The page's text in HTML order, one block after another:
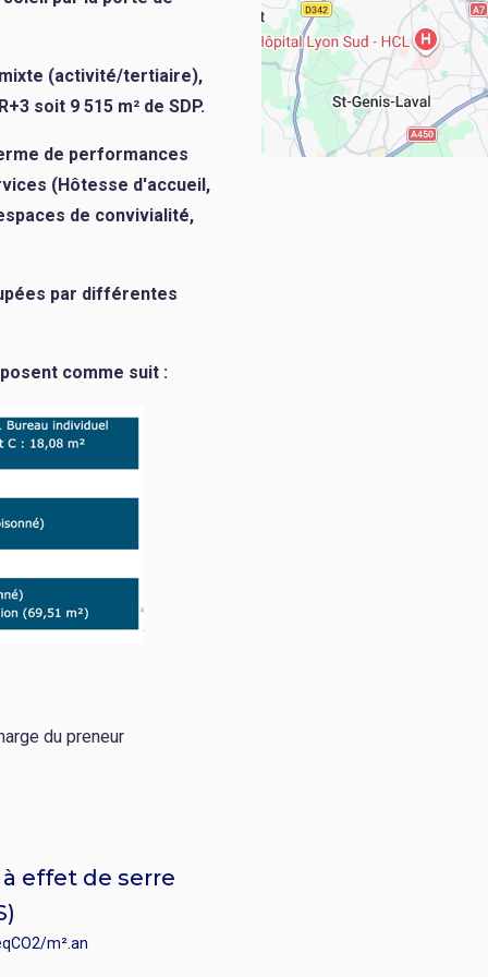
mixte (activité/tertiaire),
soit 9 515 m² de SDP.
de performances
(Hôtesse d'accueil,
de convivialité,
par différentes
comme suit :​
du preneur
à effet de serre
m².an